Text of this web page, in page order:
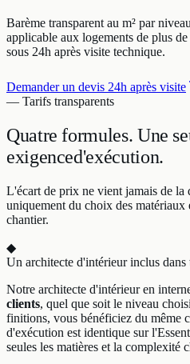
Barème transparent au m² par
applicable aux logements de plus
sous 24h après visite technique.
Demander un devis 24h après visite
— Tarifs transparents
Quatre formules. Une
exigenced'exécution.
L'écart de prix ne vient jamais de
uniquement du choix des
chantier.
◆
Un architecte d'intérieur inclus dans
Notre architecte d'intérieur en
clients, quel que soit le niveau
finitions, vous bénéficiez du même
d'exécution est identique sur
seules les matières et la complexité